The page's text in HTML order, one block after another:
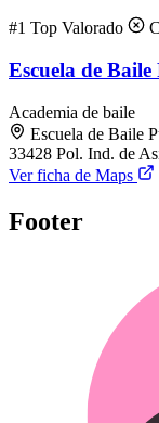
#1 Top Valorado
Escuela de
Academia de baile
Escuela de Baile
33428 Pol. Ind. de
Ver ficha de Maps
Footer